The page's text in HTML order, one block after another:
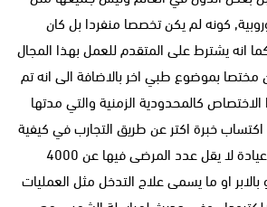
كونه لم يكن تخصصا منفردا بل كان
انه يشترط على المتقدم للعمل بهذا المجال
بموضوع طبي اخر بالاضافة الى انه تم
كالمحدودية الزمنية والتي مدتها
خبرة اكتر عن طريق التجارب في كيفية
علاج الوجع المزمن في عيادة لا يقل عدد المرضى فيها عن 4000
بالابر او ما يسمى علاج التدخل مثل العمليات